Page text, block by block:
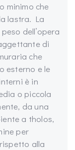
minimo che
lastra. La
dell’opera
di
che
esterno e le
è in
o piccola
da una
a tholos,
per
alla